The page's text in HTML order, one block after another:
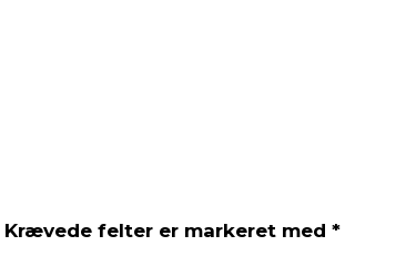
Krævede felter er markeret med*